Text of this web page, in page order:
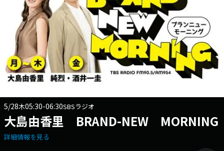
5/28木05:30-06:30SBSラジオ
大島由香里 BRAND-NEW MORNING
詳細情報を見る